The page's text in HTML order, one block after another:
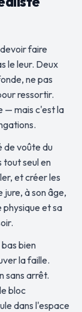
faire
le leur. Deux
ne pas
ressortir.
— mais c'est la
de voûte du
tout seul en
et créer les
à son âge,
et sa
bien
la faille.
sans arrêt.
bloc
dans l'espace